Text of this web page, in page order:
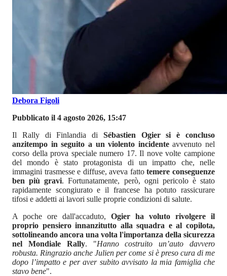
Debora Figoli
Pubblicato il 4 agosto 2026, 15:47
Il Rally di Finlandia di Sébastien Ogier si è concluso
anzitempo in seguito a un violento incidenteavvenuto nel
corso della prova speciale numero 17. Il nove volte campione
del mondo è stato protagonista di un impatto che, nelle
immagini trasmesse e diffuse, aveva fattotemere conseguenze
ben più gravi. Fortunatamente, però, ogni pericolo è stato
rapidamente scongiurato e il francese ha potuto rassicurare
tifosi e addetti ai lavori sulle proprie condizioni di salute.
A poche ore dall'accaduto, Ogier ha voluto rivolgere il
proprio pensiero innanzitutto alla squadra e al copilota,
sottolineando ancora una volta l'importanza della sicurezza
nel Mondiale Rally. "Hanno costruito un’auto davvero
robusta. Ringrazio anche Julien per come si è preso cura di me
dopo l’impatto e per aver subito avvisato la mia famiglia che
stavo bene".